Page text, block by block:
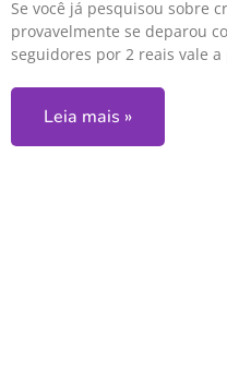
Se você já pesquisou sobre
provavelmente se deparou
seguidores por 2 reais vale a
Leia mais »